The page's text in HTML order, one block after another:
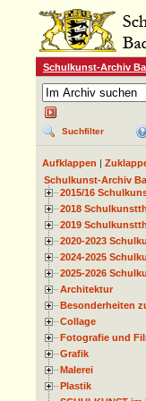
Schulkunst-Archiv
Suchfilter
Aufklappen
Schulkunst-Archiv
2015/16
2018
2019
2020-2023
2024-2025
2025-2026
Architektur
Besonderheiten
Collage
Fotografie und
Grafik
Malerei
Plastik